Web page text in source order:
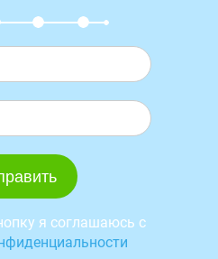
я соглашаюсь с